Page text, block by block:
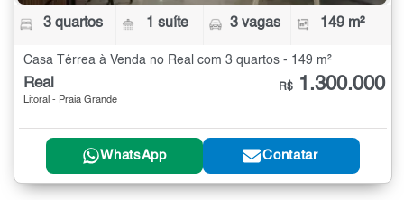
3 quartos 1 suíte 3 vagas 149 m²
Casa Térrea à Venda no Real com 3 quartos - 149 m²
Real
Litoral - Praia Grande
R$ 1.300.000
WhatsApp Contatar